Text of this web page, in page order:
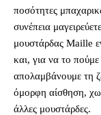
ποσότητες
συνέπεια
μουστάρδας Maille
και, για να το
απολαμβάνουμε τη
όμορφη αίσθηση,
άλλες μουστάρδες.